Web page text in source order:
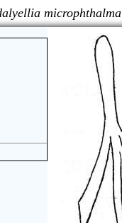
microphthalma